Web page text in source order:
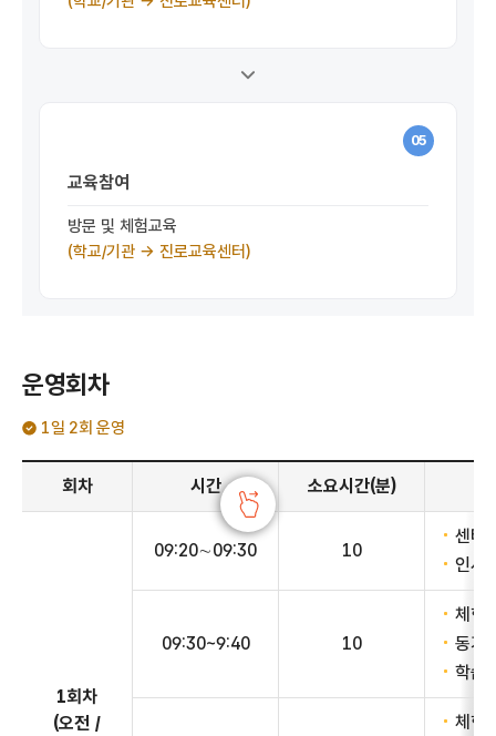
05
교육참여
방문 및 체험교육
(학교/기관 → 진로교육센터)
운영회차
1일 2회 운영
운영회차안내 - 회차, 시간, 소요시간(분), 체험 내용 정보 제공
회차
시간 소요시간(분)
1회차
(오전 /
09:20∼09:30 10
센터
인사
09:30~9:40 10
체험
동기
학습
체험